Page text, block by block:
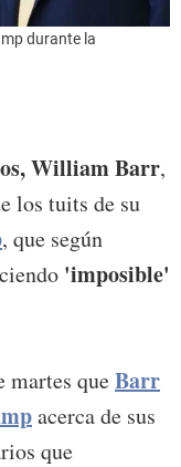
durante la
William Barr,
los tuits de su
, que según
'imposible'
martes queBarr
acerca de sus
que